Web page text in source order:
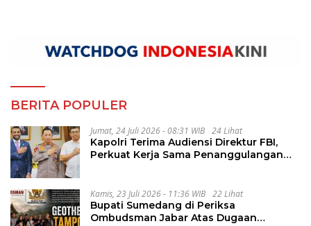
BERITA POPULER
Jumat, 24 Juli 2026 - 08:31 WIB 24 Lihat
Kapolri Terima Audiensi Direktur FBI,
Perkuat Kerja Sama Penanggulangan
Kamis, 23 Juli 2026 - 11:36 WIB 22 Lihat
Bupati Sumedang di Periksa
Ombudsman Jabar Atas Dugaan